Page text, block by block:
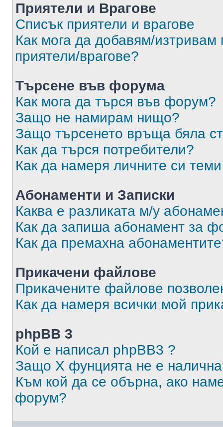
Приятели и Врагове
Списък приятели и врагове
Как мога да добавям/изтривам
приятели/врагове?
Търсене във форума
Как мога да търся във форум?
Защо не намирам нищо?
Защо търсенето връща бяла
Как да търся потребители?
Как да намеря личните си
Абонаменти и Записки
Каква е разликата м/у
Как да запиша абонамент за
Как да премахна
Прикачени файлове
Прикачените файлове
Как да намеря всички мой
phpBB 3
Кой е написал phpBB3 ?
Защо X фунцията не е
Към кой да се обърна, ако
форум?